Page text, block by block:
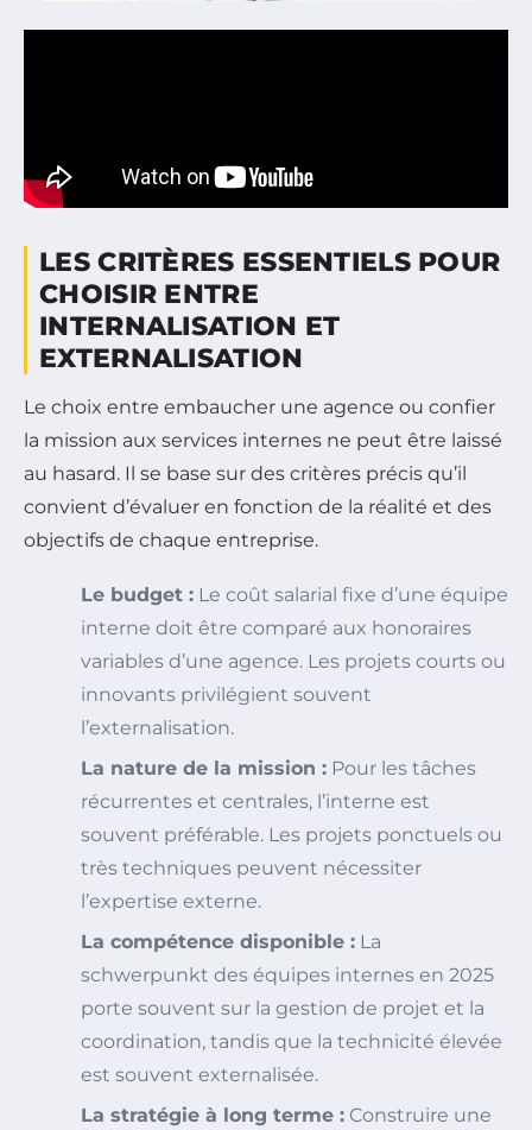
LES CRITÈRES ESSENTIELS POUR
CHOISIR ENTRE
INTERNALISATION ET
EXTERNALISATION
Le choix entre embaucher une agence ou confier
la mission aux services internes ne peut être laissé
au hasard. Il se base sur des critères précis qu’il
convient d’évaluer en fonction de la réalité et des
objectifs de chaque entreprise.
Le budget : Le coût salarial fixe d’une équipe
interne doit être comparé aux honoraires
variables d’une agence. Les projets courts ou
innovants privilégient souvent
l’externalisation.
La nature de la mission : Pour les tâches
récurrentes et centrales, l’interne est
souvent préférable. Les projets ponctuels ou
très techniques peuvent nécessiter
l’expertise externe.
La compétence disponible : La
schwerpunkt des équipes internes en 2025
porte souvent sur la gestion de projet et la
coordination, tandis que la technicité élevée
est souvent externalisée.
La stratégie à long terme : Construire une